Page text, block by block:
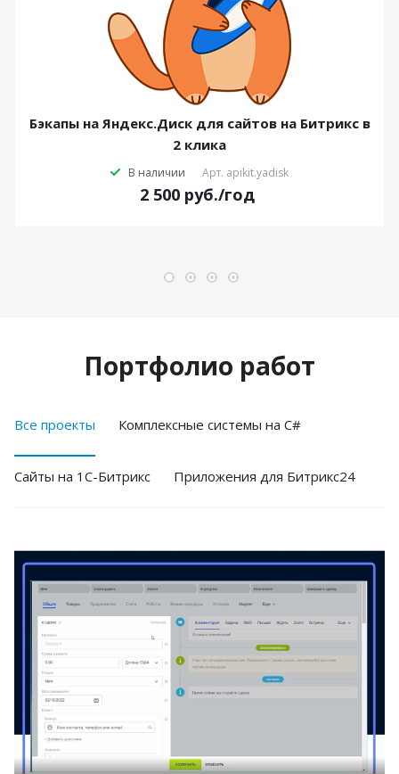
Бэкапы на Яндекс.Диск для сайтов на Битрикс в
2 клика
В наличии Арт. apikit.yadisk
2 500 руб./год
Портфолио работ
Все проекты Комплексные системы на C#
Cайты на 1С-Битрикс Приложения для Битрикс24
Смотреть проект